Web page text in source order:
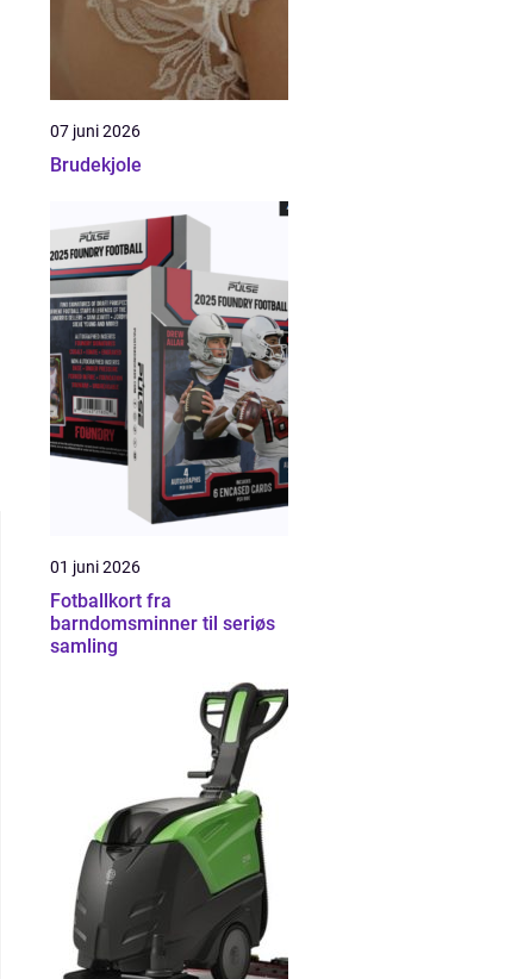
07 juni 2026
Brudekjole
01 juni 2026
Fotballkort fra
barndomsminner til seriøs
samling